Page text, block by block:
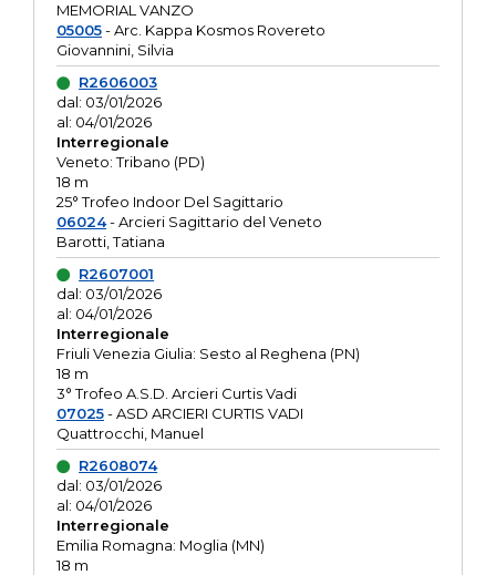
MEMORIAL VANZO
05005- Arc. Kappa Kosmos Rovereto
Giovannini, Silvia
R2606003
dal: 03/01/2026
al: 04/01/2026
Interregionale
Veneto: Tribano (PD)
18 m
25° Trofeo Indoor Del Sagittario
06024- Arcieri Sagittario del Veneto
Barotti, Tatiana
R2607001
dal: 03/01/2026
al: 04/01/2026
Interregionale
Friuli Venezia Giulia: Sesto al Reghena (PN)
18 m
3° Trofeo A.S.D. Arcieri Curtis Vadi
07025- ASD ARCIERI CURTIS VADI
Quattrocchi, Manuel
R2608074
dal: 03/01/2026
al: 04/01/2026
Interregionale
Emilia Romagna: Moglia (MN)
18 m